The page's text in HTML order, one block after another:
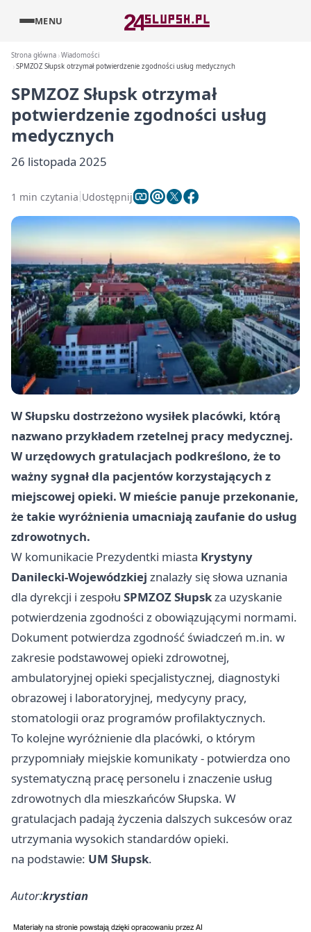
MENU
Strona główna Wiadomości
SPMZOZ Słupsk otrzymał potwierdzenie zgodności usług medycznych
SPMZOZ Słupsk otrzymał
potwierdzenie zgodności usług
medycznych
26 listopada 2025
1 min czytania Udostępnij
W Słupsku dostrzeżono wysiłek placówki, którą
nazwano przykładem rzetelnej pracy medycznej.
W urzędowych gratulacjach podkreślono, że to
ważny sygnał dla pacjentów korzystających z
miejscowej opieki. W mieście panuje przekonanie,
że takie wyróżnienia umacniają zaufanie do usług
zdrowotnych.
W komunikacie Prezydentki miasta Krystyny
Danilecki-Wojewódzkiej znalazły się słowa uznania
dla dyrekcji i zespołu SPMZOZ Słupskza uzyskanie
potwierdzenia zgodności z obowiązującymi normami.
Dokument potwierdza zgodność świadczeń m.in. w
zakresie podstawowej opieki zdrowotnej,
ambulatoryjnej opieki specjalistycznej, diagnostyki
obrazowej i laboratoryjnej, medycyny pracy,
stomatologii oraz programów profilaktycznych.
To kolejne wyróżnienie dla placówki, o którym
przypomniały miejskie komunikaty - potwierdza ono
systematyczną pracę personelu i znaczenie usług
zdrowotnych dla mieszkańców Słupska. W
gratulacjach padają życzenia dalszych sukcesów oraz
utrzymania wysokich standardów opieki.
na podstawie: UM Słupsk.
Autor:krystian